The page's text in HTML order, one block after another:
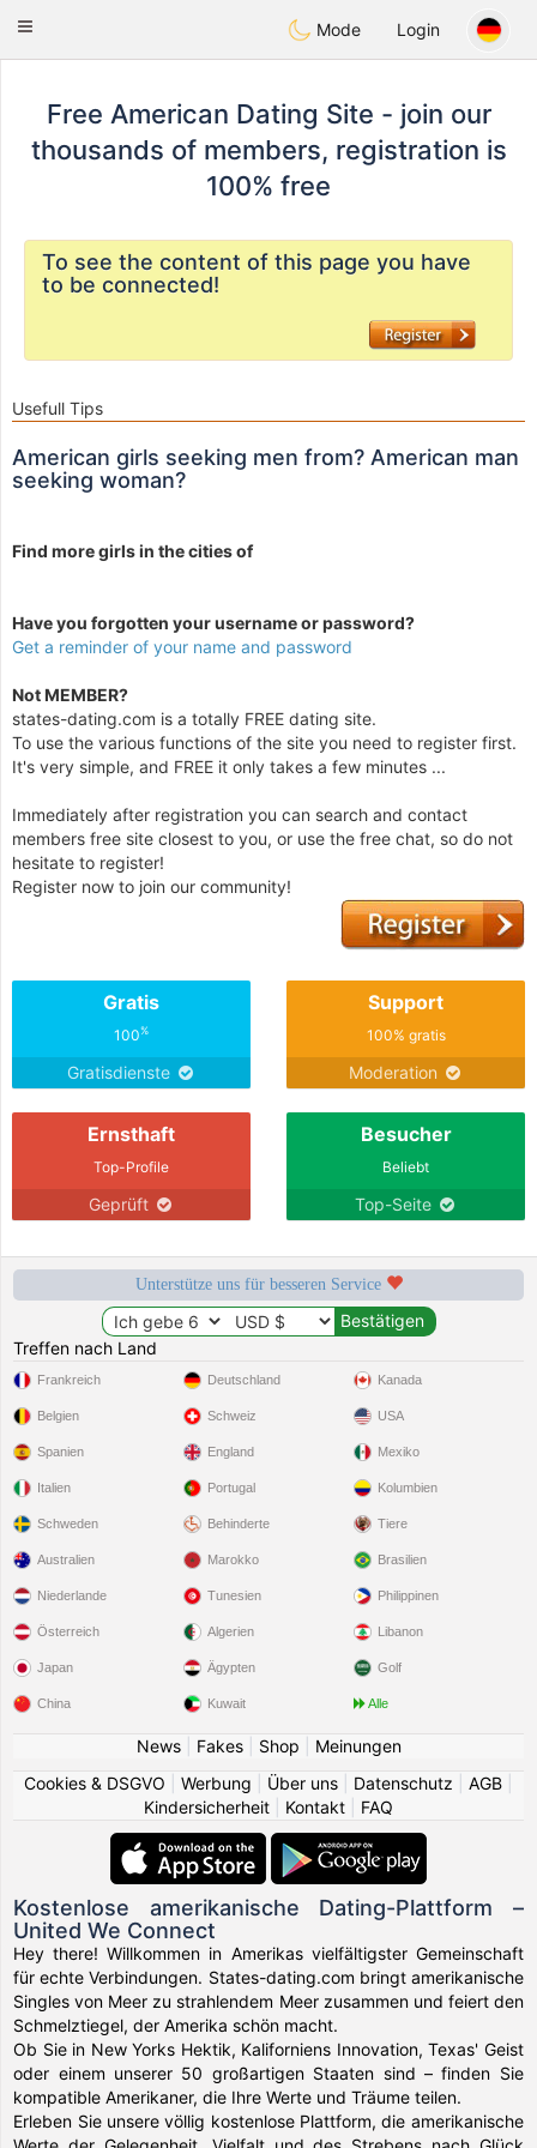
Dating
Toggle
Mode Login
Free American Dating Site - join our
thousands of members, registration is
100% free
To see the content of this page you have
to be connected!
Usefull Tips
American girls seeking men from? American man
seeking woman?
Find more girls in the cities of
Have you forgotten your username or password?
Get a reminder of your name and password
Not MEMBER?
states-dating.com is a totally FREE dating site.
To use the various functions of the site you need to register first.
It's very simple, and FREE it only takes a few minutes ...
Immediately after registration you can search and contact
members free site closest to you, or use the free chat, so do not
hesitate to register!
Register now to join our community!
Gratis
100%
Gratisdienste
Support
100% gratis
Moderation
Ernsthaft
Top-Profile
Geprüft
Besucher
Beliebt
Top-Seite
Unterstütze uns für besseren Service
Treffen nach Land
Frankreich
Belgien
Spanien
Italien
Schweden
Deutschland
Schweiz
England
Portugal
Behinderte
Kanada
USA
Mexiko
Kolumbien
Tiere
Australien
Niederlande
Österreich
Japan
China
Marokko
Tunesien
Algerien
Ägypten
Kuwait
Brasilien
Philippinen
Libanon
Golf
Alle
News| Fakes| Shop
Meinungen
Cookies & DSGVO
Werbung Über uns Datenschutz AGB
Kindersicherheit
Kontakt FAQ
Kostenlose amerikanische Dating-Plattform –
United We Connect
Hey there! Willkommen in Amerikas vielfältigster Gemeinschaft
für echte Verbindungen. States-dating.com bringt amerikanische
Singles von Meer zu strahlendem Meer zusammen und feiert den
Schmelztiegel, der Amerika schön macht.
Ob Sie in New Yorks Hektik, Kaliforniens Innovation, Texas' Geist
oder einem unserer 50 großartigen Staaten sind – finden Sie
kompatible Amerikaner, die Ihre Werte und Träume teilen.
Erleben Sie unsere völlig kostenlose Plattform, die amerikanische